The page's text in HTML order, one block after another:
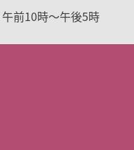
午前10時～午後5時